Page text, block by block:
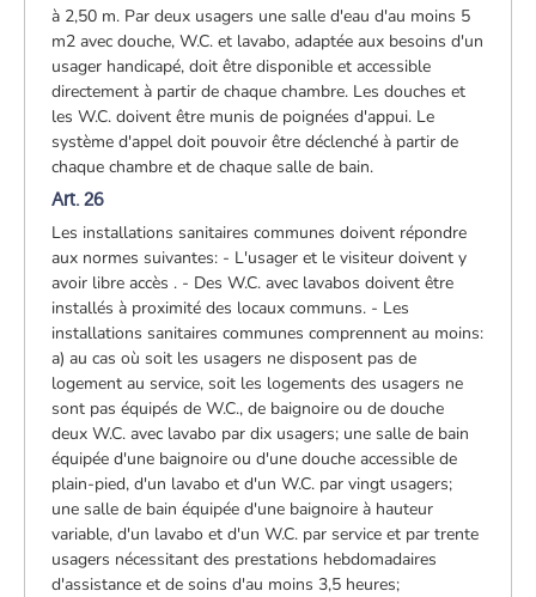
à 2,50 m. Par deux usagers une salle d'eau d'au moins 5
m2 avec douche, W.C. et lavabo, adaptée aux besoins d'un
usager handicapé, doit être disponible et accessible
directement à partir de chaque chambre. Les douches et
les W.C. doivent être munis de poignées d'appui. Le
système d'appel doit pouvoir être déclenché à partir de
chaque chambre et de chaque salle de bain.
Art. 26
Les installations sanitaires communes doivent répondre
aux normes suivantes: - L'usager et le visiteur doivent y
avoir libre accès . - Des W.C. avec lavabos doivent être
installés à proximité des locaux communs. - Les
installations sanitaires communes comprennent au moins:
a) au cas où soit les usagers ne disposent pas de
logement au service, soit les logements des usagers ne
sont pas équipés de W.C., de baignoire ou de douche
deux W.C. avec lavabo par dix usagers; une salle de bain
équipée d'une baignoire ou d'une douche accessible de
plain-pied, d'un lavabo et d'un W.C. par vingt usagers;
une salle de bain équipée d'une baignoire à hauteur
variable, d'un lavabo et d'un W.C. par service et par trente
usagers nécessitant des prestations hebdomadaires
d'assistance et de soins d'au moins 3,5 heures;